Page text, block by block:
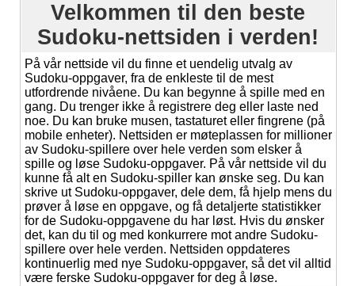
Velkommen til den beste
Sudoku-nettsiden i verden!
På vår nettside vil du finne et uendelig utvalg av
Sudoku-oppgaver, fra de enkleste til de mest
utfordrende nivåene. Du kan begynne å spille med en
gang. Du trenger ikke å registrere deg eller laste ned
noe. Du kan bruke musen, tastaturet eller fingrene (på
mobile enheter). Nettsiden er møteplassen for millioner
av Sudoku-spillere over hele verden som elsker å
spille og løse Sudoku-oppgaver. På vår nettside vil du
kunne få alt en Sudoku-spiller kan ønske seg. Du kan
skrive ut Sudoku-oppgaver, dele dem, få hjelp mens du
prøver å løse en oppgave, og få detaljerte statistikker
for de Sudoku-oppgavene du har løst. Hvis du ønsker
det, kan du til og med konkurrere mot andre Sudoku-
spillere over hele verden. Nettsiden oppdateres
kontinuerlig med nye Sudoku-oppgaver, så det vil alltid
være ferske Sudoku-oppgaver for deg å løse.